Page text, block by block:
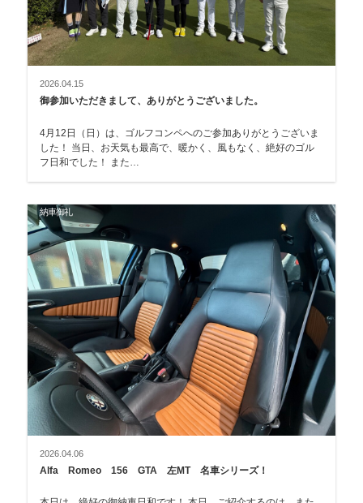
2026.04.15
御参加いただきまして、ありがとうございました。
4月12日（日）は、ゴルフコンペへのご参加ありがとうございま
した！ 当日、お天気も最高で、暖かく、風もなく、絶好のゴル
フ日和でした！ また…
納車御礼
2026.04.06
Alfa Romeo 156 GTA 左MT 名車シリーズ！